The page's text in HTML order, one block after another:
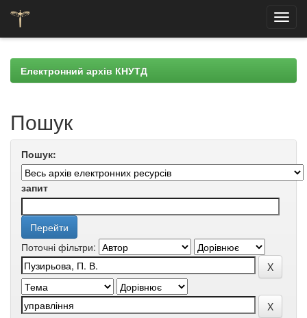
navigationЕлектронний архів КНУТД
Пошук
Пошук:
запит
Поточні фільтри: